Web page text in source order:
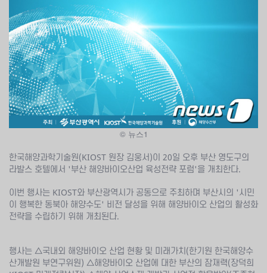
© 뉴스1
한국해양과학기술원(KIOST 원장 김웅서)이 20일 오후 부산 영도구의
라발스 호텔에서 '부산 해양바이오산업 육성전략 포럼'을 개최한다.
이번 행사는 KIOST와 부산광역시가 공동으로 주최하며 부산시의 '시민
이 행복한 동북아 해양수도' 비전 달성을 위해 해양바이오 산업의 활성화
전략을 수립하기 위해 개최된다.
행사는 △국내외 해양바이오 산업 현황 및 미래가치(한기원 한국해양수
산개발원 부연구위원) △해양바이오 산업에 대한 부산의 잠재력(장덕희